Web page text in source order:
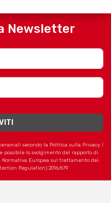
Newsletter
secondo la Politica sulla Privacy. I
lo svolgimento del rapporto di
Europea sul trattamento dei
Regulation) 2016/679